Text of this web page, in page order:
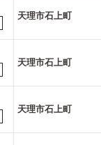
天理市石上町
天理市石上町
天理市石上町